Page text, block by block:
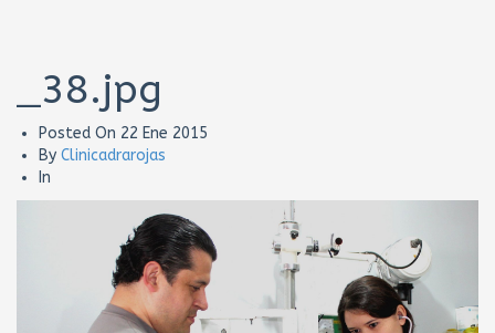
_38.jpg
Posted On 22 Ene 2015
By Clinicadrarojas
In